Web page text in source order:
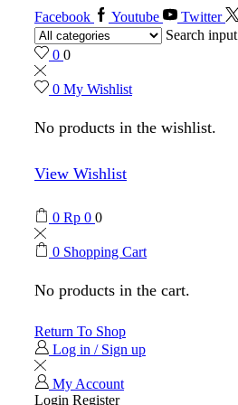
Facebook Youtube Twitter
Search input
0 0
0 My Wishlist
No products in the wishlist.
View Wishlist
0 Rp 0 0
0 Shopping Cart
No products in the cart.
Return To Shop
Log in / Sign up
My Account
Login Register